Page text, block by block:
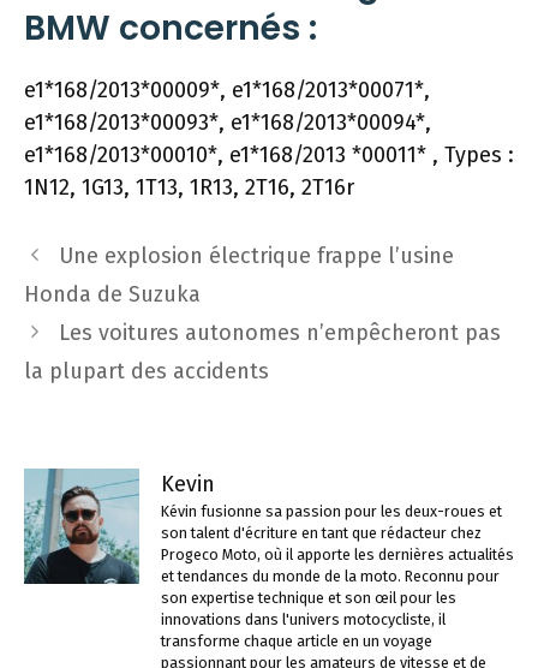
BMW concernés :
e1*168/2013*00009*, e1*168/2013*00071*,
e1*168/2013*00093*, e1*168/2013*00094*,
e1*168/2013*00010*, e1*168/2013 *00011* , Types :
1N12, 1G13, 1T13, 1R13, 2T16, 2T16r
Navigation
des
Une explosion électrique frappe l’usine
Honda de Suzuka
Les voitures autonomes n’empêcheront pas
la plupart des accidents
Kevin
Kévin fusionne sa passion pour les deux-roues et
son talent d'écriture en tant que rédacteur chez
Progeco Moto, où il apporte les dernières actualités
et tendances du monde de la moto. Reconnu pour
son expertise technique et son œil pour les
innovations dans l'univers motocycliste, il
transforme chaque article en un voyage
passionnant pour les amateurs de vitesse et de